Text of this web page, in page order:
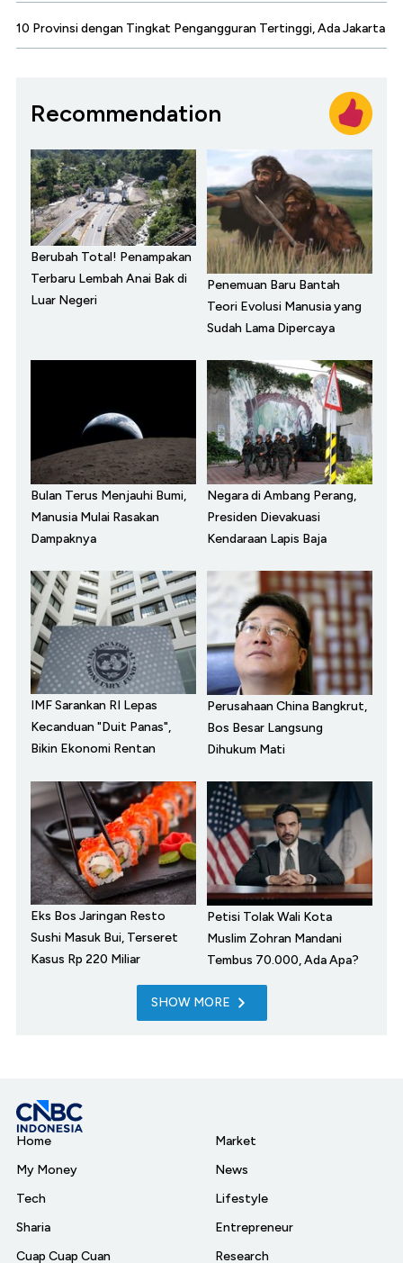
10 Provinsi dengan Tingkat Pengangguran Tertinggi, Ada Jakarta
Recommendation
Berubah Total! Penampakan
Terbaru Lembah Anai Bak di
Luar Negeri
Penemuan Baru Bantah
Teori Evolusi Manusia yang
Sudah Lama Dipercaya
Bulan Terus Menjauhi Bumi,
Manusia Mulai Rasakan
Dampaknya
Negara di Ambang Perang,
Presiden Dievakuasi
Kendaraan Lapis Baja
IMF Sarankan RI Lepas
Kecanduan "Duit Panas",
Bikin Ekonomi Rentan
Perusahaan China Bangkrut,
Bos Besar Langsung
Dihukum Mati
Eks Bos Jaringan Resto
Sushi Masuk Bui, Terseret
Kasus Rp 220 Miliar
Petisi Tolak Wali Kota
Muslim Zohran Mandani
Tembus 70.000, Ada Apa?
SHOW MORE
Home
My Money
Tech
Sharia
Cuap Cuap Cuan
Market
News
Lifestyle
Entrepreneur
Research